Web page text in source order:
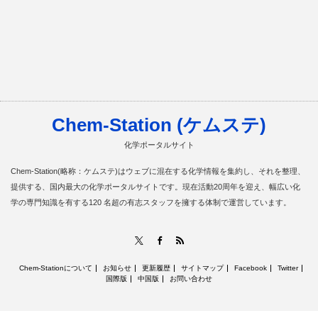
Chem-Station (ケムステ)
化学ポータルサイト
Chem-Station(略称：ケムステ)はウェブに混在する化学情報を集約し、それを整理、
提供する、国内最大の化学ポータルサイトです。現在活動20周年を迎え、幅広い化
学の専門知識を有する120 名超の有志スタッフを擁する体制で運営しています。
Facebook
Chem-Stationについて お知らせ 更新履歴 サイトマップ Facebook
Twitter
国際版
中国版 お問い合わせ